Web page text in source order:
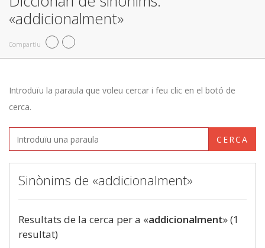
«addicionalment»
Compartiu
Introduïu la paraula que voleu cercar i feu clic en el botó de
cerca.
CERCA
Sinònims de «addicionalment»
Resultats de la cerca per a «addicionalment» (1
resultat)